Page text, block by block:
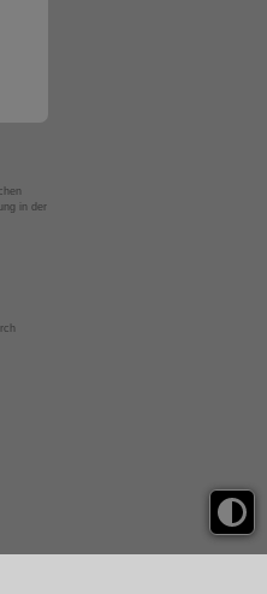
in der